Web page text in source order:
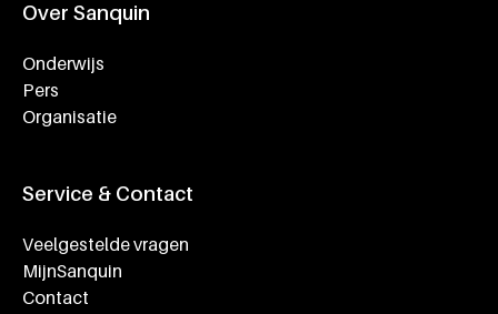
Over Sanquin
Onderwijs
Pers
Organisatie
Service & Contact
Veelgestelde vragen
MijnSanquin
Contact